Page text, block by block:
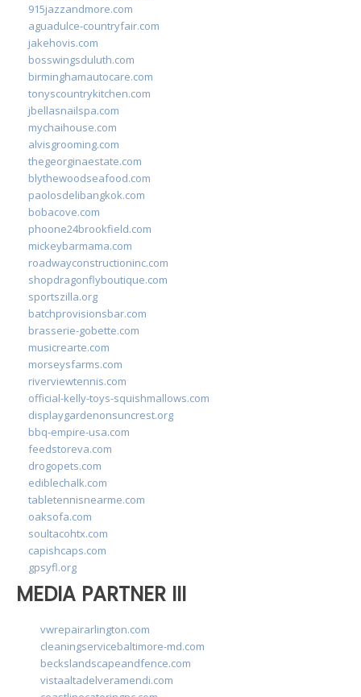
915jazzandmore.com
aguadulce-countryfair.com
jakehovis.com
bosswingsduluth.com
birminghamautocare.com
tonyscountrykitchen.com
jbellasnailspa.com
mychaihouse.com
alvisgrooming.com
thegeorginaestate.com
blythewoodseafood.com
paolosdelibangkok.com
bobacove.com
phoone24brookfield.com
mickeybarmama.com
roadwayconstructioninc.com
shopdragonflyboutique.com
sportszilla.org
batchprovisionsbar.com
brasserie-gobette.com
musicrearte.com
morseysfarms.com
riverviewtennis.com
official-kelly-toys-squishmallows.com
displaygardenonsuncrest.org
bbq-empire-usa.com
feedstoreva.com
drogopets.com
ediblechalk.com
tabletennisnearme.com
oaksofa.com
soultacohtx.com
capishcaps.com
gpsyfl.org
MEDIA PARTNER III
vwrepairarlington.com
cleaningservicebaltimore-md.com
beckslandscapeandfence.com
vistaaltadelveramendi.com